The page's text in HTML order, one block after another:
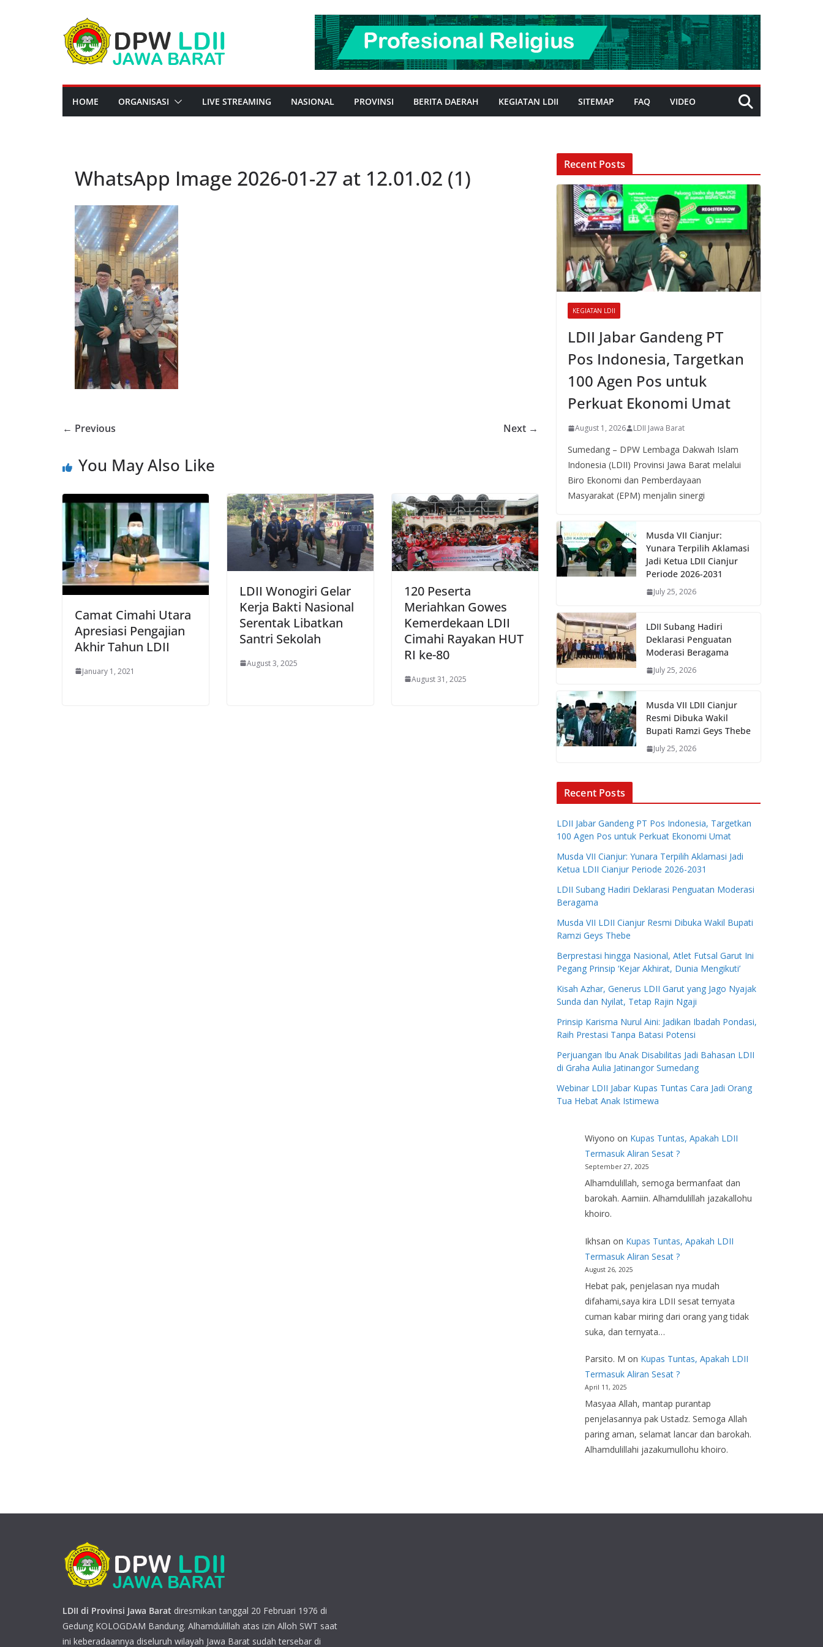
HOME ORGANISASI LIVE STREAMING NASIONAL PROVINSI BERITA DAERAH KEGIATAN LDII SITEMAP FAQ VIDEO
WhatsApp Image 2026-01-27 at 12.01.02 (1)
← Previous Next →
You May Also Like
Camat Cimahi Utara
Apresiasi Pengajian
Akhir Tahun LDII
January 1, 2021
LDII Wonogiri Gelar
Kerja Bakti Nasional
Serentak Libatkan
Santri Sekolah
August 3, 2025
120 Peserta
Meriahkan Gowes
Kemerdekaan LDII
Cimahi Rayakan HUT
RI ke-80
August 31, 2025
Recent Posts
KEGIATAN LDII
LDII Jabar Gandeng PT
Pos Indonesia, Targetkan
100 Agen Pos untuk
Perkuat Ekonomi Umat
August 1, 2026 LDII Jawa Barat
Sumedang – DPW Lembaga Dakwah Islam
Indonesia (LDII) Provinsi Jawa Barat melalui
Biro Ekonomi dan Pemberdayaan
Masyarakat (EPM) menjalin sinergi
Musda VII Cianjur:
Yunara Terpilih Aklamasi
Jadi Ketua LDII Cianjur
Periode 2026-2031
July 25, 2026
LDII Subang Hadiri
Deklarasi Penguatan
Moderasi Beragama
July 25, 2026
Musda VII LDII Cianjur
Resmi Dibuka Wakil
Bupati Ramzi Geys Thebe
July 25, 2026
Recent Posts
LDII Jabar Gandeng PT Pos Indonesia, Targetkan
100 Agen Pos untuk Perkuat Ekonomi Umat
Musda VII Cianjur: Yunara Terpilih Aklamasi Jadi
Ketua LDII Cianjur Periode 2026-2031
LDII Subang Hadiri Deklarasi Penguatan Moderasi
Beragama
Musda VII LDII Cianjur Resmi Dibuka Wakil Bupati
Ramzi Geys Thebe
Berprestasi hingga Nasional, Atlet Futsal Garut Ini
Pegang Prinsip ‘Kejar Akhirat, Dunia Mengikuti’
Kisah Azhar, Generus LDII Garut yang Jago Nyajak
Sunda dan Nyilat, Tetap Rajin Ngaji
Prinsip Karisma Nurul Aini: Jadikan Ibadah Pondasi,
Raih Prestasi Tanpa Batasi Potensi
Perjuangan Ibu Anak Disabilitas Jadi Bahasan LDII
di Graha Aulia Jatinangor Sumedang
Webinar LDII Jabar Kupas Tuntas Cara Jadi Orang
Tua Hebat Anak Istimewa
Wiyono on Kupas Tuntas, Apakah LDII
Termasuk Aliran Sesat ?
September 27, 2025
Alhamdulillah, semoga bermanfaat dan
barokah. Aamiin. Alhamdulillah jazakallohu
khoiro.
Ikhsan on Kupas Tuntas, Apakah LDII
Termasuk Aliran Sesat ?
August 26, 2025
Hebat pak, penjelasan nya mudah
difahami,saya kira LDII sesat ternyata
cuman kabar miring dari orang yang tidak
suka, dan ternyata…
Parsito. M on Kupas Tuntas, Apakah LDII
Termasuk Aliran Sesat ?
April 11, 2025
Masyaa Allah, mantap purantap
penjelasannya pak Ustadz. Semoga Allah
paring aman, selamat lancar dan barokah.
Alhamdulillahi jazakumullohu khoiro.
LDII di Provinsi Jawa Barat diresmikan tanggal 20 Februari 1976 di
Gedung KOLOGDAM Bandung. Alhamdulillah atas izin Alloh SWT saat
ini keberadaannya diseluruh wilayah Jawa Barat sudah tersebar di